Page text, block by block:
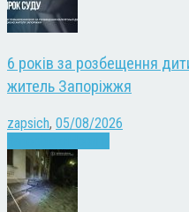
6 років за розбещення
житель Запоріжжя
zapsich, 05/08/2026